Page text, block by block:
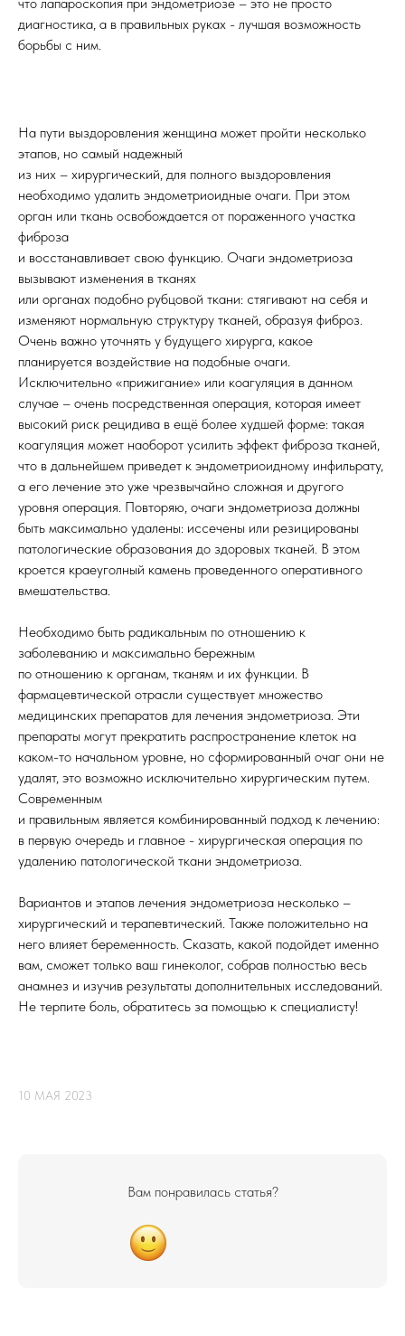
диагностика, а в правильных руках - лучшая возможность
борьбы с ним.
На пути выздоровления женщина может пройти несколько
этапов, но самый надежный
из них – хирургический, для полного выздоровления
необходимо удалить эндометриоидные очаги. При этом
орган или ткань освобождается от пораженного участка
фиброза
и восстанавливает свою функцию. Очаги эндометриоза
вызывают изменения в тканях
или органах подобно рубцовой ткани: стягивают на себя и
изменяют нормальную структуру тканей, образуя фиброз.
Очень важно уточнять у будущего хирурга, какое
планируется воздействие на подобные очаги.
Исключительно «прижигание» или коагуляция в данном
случае – очень посредственная операция, которая имеет
высокий риск рецидива в ещё более худшей форме: такая
коагуляция может наоборот усилить эффект фиброза тканей,
что в дальнейшем приведет к эндометриоидному инфильрату,
а его лечение это уже чрезвычайно сложная и другого
уровня операция. Повторяю, очаги эндометриоза должны
быть максимально удалены: иссечены или резицированы
патологические образования до здоровых тканей. В этом
кроется краеуголный камень проведенного оперативного
вмешательства.
Необходимо быть радикальным по отношению к
заболеванию и максимально бережным
по отношению к органам, тканям и их функции. В
фармацевтической отрасли существует множество
медицинских препаратов для лечения эндометриоза. Эти
препараты могут прекратить распространение клеток на
каком-то начальном уровне, но сформированный очаг они не
удалят, это возможно исключительно хирургическим путем.
Современным
и правильным является комбинированный подход к лечению:
в первую очередь и главное - хирургическая операция по
удалению патологической ткани эндометриоза.
Вариантов и этапов лечения эндометриоза несколько –
хирургический и терапевтический. Также положительно на
него влияет беременность. Сказать, какой подойдет именно
вам, сможет только ваш гинеколог, собрав полностью весь
анамнез и изучив результаты дополнительных исследований.
Не терпите боль, обратитесь за помощью к специалисту!
10 МАЯ 2023
Вам понравилась статья?